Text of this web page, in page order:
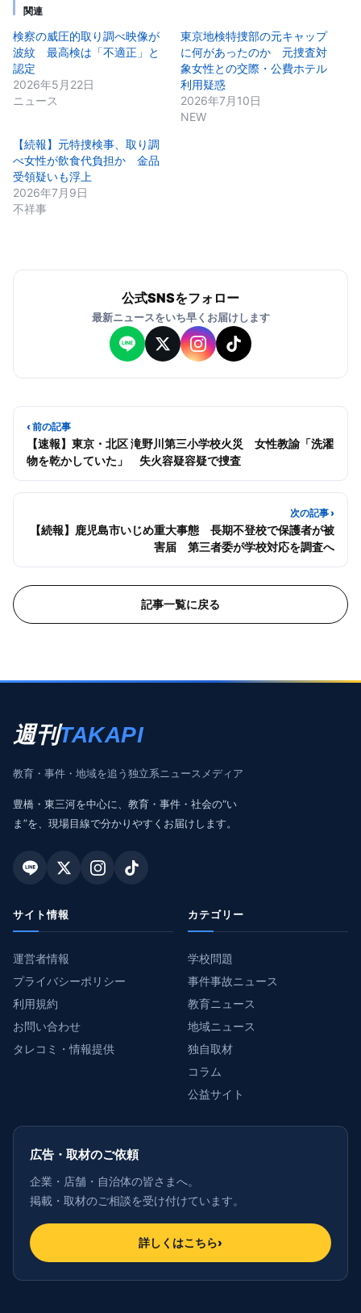
関連
検察の威圧的取り調べ映像が
波紋 最高検は「不適正」と
認定
2026年5月22日
ニュース
東京地検特捜部の元キャップ
に何があったのか 元捜査対
象女性との交際・公費ホテル
利用疑惑
2026年7月10日
NEW
【続報】元特捜検事、取り調
べ女性が飲食代負担か 金品
受領疑いも浮上
2026年7月9日
不祥事
公式SNSをフォロー
最新ニュースをいち早くお届けします
‹ 前の記事
【速報】東京・北区 滝野川第三小学校火災 女性教諭「洗濯
物を乾かしていた」 失火容疑容疑で捜査
次の記事 ›
【続報】鹿児島市いじめ重大事態 長期不登校で保護者が被
害届 第三者委が学校対応を調査へ
記事一覧に戻る
週刊TAKAPI
教育・事件・地域を追う独立系ニュースメディア
豊橋・東三河を中心に、教育・事件・社会の“い
ま”を、現場目線で分かりやすくお届けします。
サイト情報
運営者情報
プライバシーポリシー
利用規約
お問い合わせ
タレコミ・情報提供
カテゴリー
学校問題
事件事故ニュース
教育ニュース
地域ニュース
独自取材
コラム
公益サイト
広告・取材のご依頼
企業・店舗・自治体の皆さまへ。
掲載・取材のご相談を受け付けています。
詳しくはこちら›